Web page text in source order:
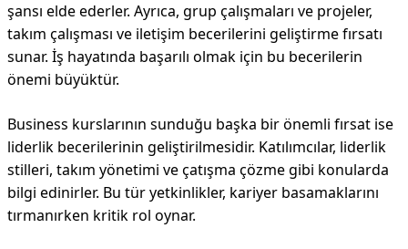
şansı elde ederler. Ayrıca, grup çalışmaları ve projeler,
takım çalışması ve iletişim becerilerini geliştirme fırsatı
sunar. İş hayatında başarılı olmak için bu becerilerin
önemi büyüktür.
Business kurslarının sunduğu başka bir önemli fırsat ise
liderlik becerilerinin geliştirilmesidir. Katılımcılar, liderlik
stilleri, takım yönetimi ve çatışma çözme gibi konularda
bilgi edinirler. Bu tür yetkinlikler, kariyer basamaklarını
tırmanırken kritik rol oynar.